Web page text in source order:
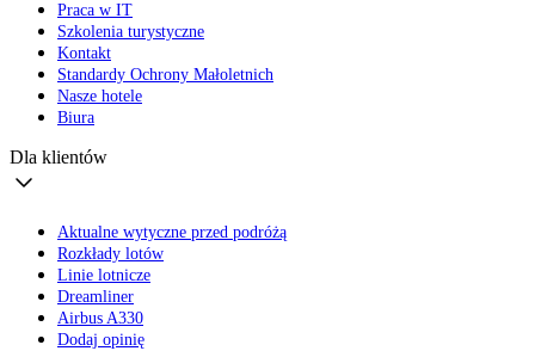
Praca w IT
Szkolenia turystyczne
Kontakt
Standardy Ochrony Małoletnich
Nasze hotele
Biura
Dla klientów
Aktualne wytyczne przed podróżą
Rozkłady lotów
Linie lotnicze
Dreamliner
Airbus A330
Dodaj opinię